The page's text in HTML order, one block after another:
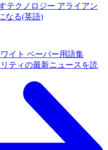
テクノロジー アライアン
なる(英語)
イト ペーパー用語集
ティの最新ニュースを読